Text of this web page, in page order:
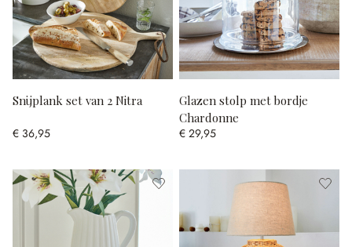
Snijplank set van 2 Nitra
€ 36,95
Glazen stolp met bordje
Chardonne
€ 29,95